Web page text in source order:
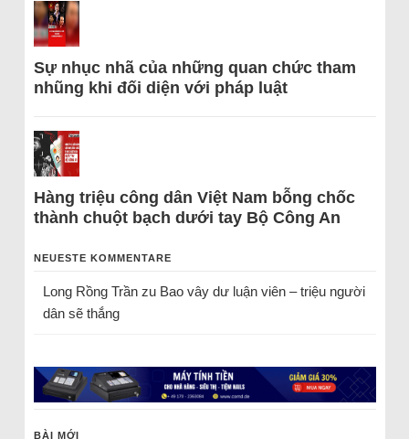
Sự nhục nhã của những quan chức tham
nhũng khi đối diện với pháp luật
Hàng triệu công dân Việt Nam bỗng chốc
thành chuột bạch dưới tay Bộ Công An
NEUESTE KOMMENTARE
Long Rồng Trầnzu Bao vây dư luận viên – triệu người
dân sẽ thắng
BÀI MỚI